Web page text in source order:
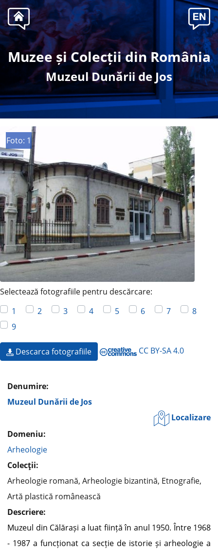
Muzee și Colecții din România
Muzeul Dunării de Jos
Foto: 1
Selectează fotografiile pentru descărcare:
1
2 3 4 5 6 7
8
9
Descarca fotografiile CC BY-SA 4.0
Denumire:
Muzeul Dunării de Jos
Localizare
Domeniu:
Arheologie
Colecţii:
Arheologie romană, Arheologie bizantină, Etnografie,
Artă plastică românească
Descriere:
Muzeul din Călărași a luat ființă în anul 1950. Între 1968
- 1987 a funcționat ca secție de istorie și arheologie a